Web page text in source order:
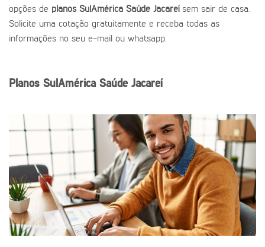
opções de planos SulAmérica Saúde Jacareí sem sair de casa.
Solicite uma cotação gratuitamente e receba todas as
informações no seu e-mail ou whatsapp.
Planos SulAmérica Saúde Jacareí